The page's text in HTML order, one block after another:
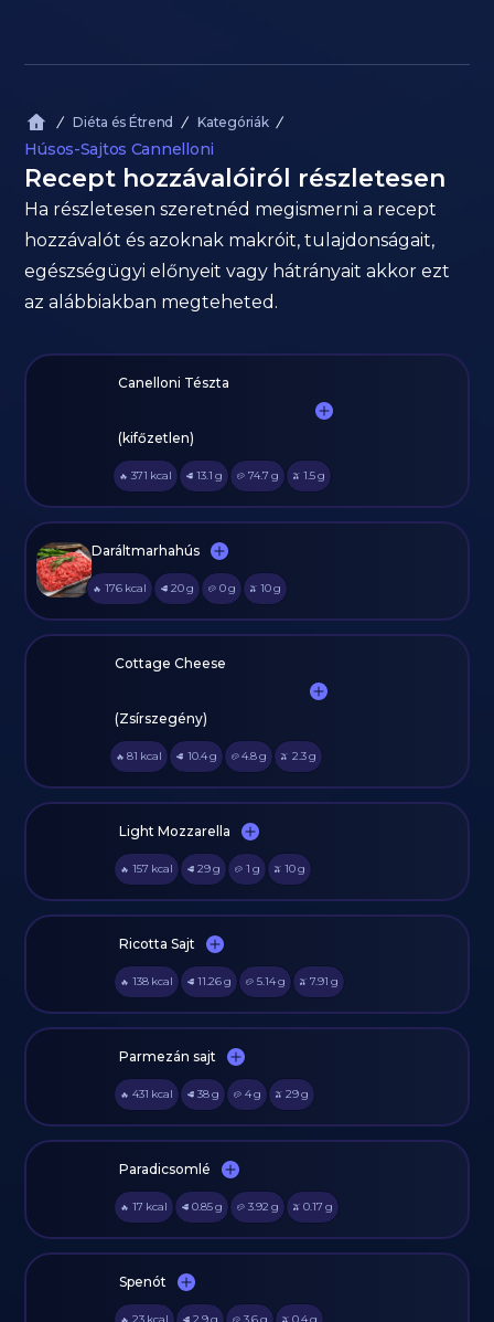
Diéta és Étrend Kategóriák
Húsos-Sajtos Cannelloni
Recept hozzávalóiról részletesen
Ha részletesen szeretnéd megismerni a recept
hozzávalót és azoknak makróit, tulajdonságait,
egészségügyi előnyeit vagy hátrányait akkor ezt
az alábbiakban megteheted.
Canelloni Tészta
(kifőzetlen)
🔥 371 kcal 🥩 13.1 g 🥔 74.7 g 🫒 1.5g
Daráltmarhahús
🔥 176 kcal 🥩 20g 🥔 0g 🫒 10g
Cottage Cheese
(Zsírszegény)
🔥 81 kcal 🥩 10.4g 🥔 4.8g 🫒 2.3g
Light Mozzarella
🔥 157 kcal 🥩 29g 🥔 1 g 🫒 10g
Ricotta Sajt
🔥 138 kcal 🥩 11.26g 🥔 5.14g 🫒 7.91 g
Parmezán sajt
🔥 431 kcal 🥩 38g 🥔 4g 🫒 29g
Paradicsomlé
🔥 17 kcal 🥩 0.85g 🥔 3.92 g 🫒 0.17 g
Spenót
🔥 🥩 🥔 🫒